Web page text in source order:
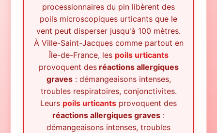
processionnaires du pin libèrent des
poils microscopiques urticants que le
vent peut disperser jusqu'à 100 mètres.
À Ville-Saint-Jacques comme partout en
Île-de-France, les poils urticants
provoquent desréactions allergiques
graves : démangeaisons intenses,
troubles respiratoires, conjonctivites.
Leurs poils urticants provoquent des
réactions allergiques graves :
démangeaisons intenses, troubles